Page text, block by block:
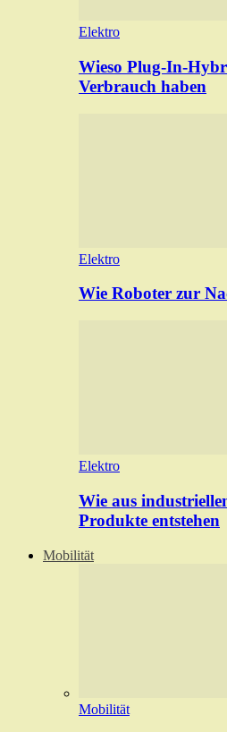
Elektro
Wieso Plug-In-
Verbrauch haben
Elektro
Wie Roboter zur
Elektro
Wie aus
Produkte entstehen
Mobilität
Mobilität